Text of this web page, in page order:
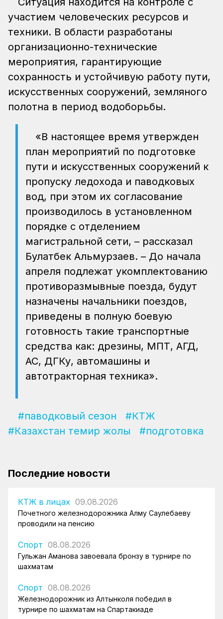
участием человеческих ресурсов и
техники. В области разработаны
организационно-технические
мероприятия, гарантирующие
сохранность и устойчивую работу пути,
искусственных сооружений, земляного
полотна в период водоборьбы.
«В настоящее время утвержден
план мероприятий по подготовке
пути и искусственных сооружений к
пропуску ледохода и паводковых
вод, при этом их согласование
производилось в установленном
порядке с отделением
магистральной сети, – рассказал
Булатбек Альмурзаев. – До начала
апреля подлежат укомплектованию
противоразмывные поезда, будут
назначены начальники поездов,
приведены в полную боевую
готовность такие транспортные
средства как: дрезины, МПТ, АГД,
АС, ДГКу, автомашины и
автотракторная техника».
#паводковый сезон
#КТЖ
#Казахстан темир жолы
#подготовка
Последние новости
КТЖ в лицах 09.08.2026
Почетного железнодорожника Алму Саулебаеву
проводили на пенсию
Спорт 08.08.2026
Гульжан Аманова завоевала бронзу в турнире по
шахматам
Спорт 08.08.2026
Железнодорожник из Алтынколя победил в
турнире по шахматам на Спартакиаде